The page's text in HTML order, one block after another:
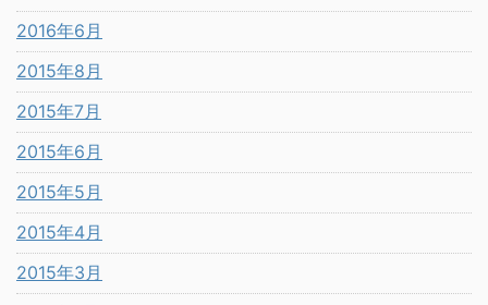
2016年6月
2015年8月
2015年7月
2015年6月
2015年5月
2015年4月
2015年3月